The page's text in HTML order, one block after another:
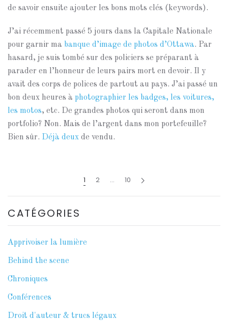
de savoir ensuite ajouter les bons mots clés (keywords).
J’ai récemment passé 5 jours dans la Capitale Nationale
pour garnir ma banque d’image de photos d’Ottawa. Par
hasard, je suis tombé sur des policiers se préparant à
parader en l’honneur de leurs pairs mort en devoir. Il y
avait des corps de polices de partout au pays. J’ai passé un
bon deux heures à photographier les badges, les voitures,
les motos, etc. De grandes photos qui seront dans mon
portfolio? Non. Mais de l’argent dans mon portefeuille?
Bien sûr. Déjà deux de vendu.
1 2 … 10
CATÉGORIES
Apprivoiser la lumière
Behind the scene
Chroniques
Conférences
Droit d'auteur & trucs légaux